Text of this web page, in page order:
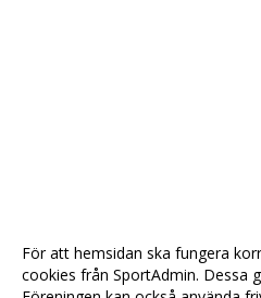
För att hemsidan ska fungera
cookies från SportAdmin. Dessa